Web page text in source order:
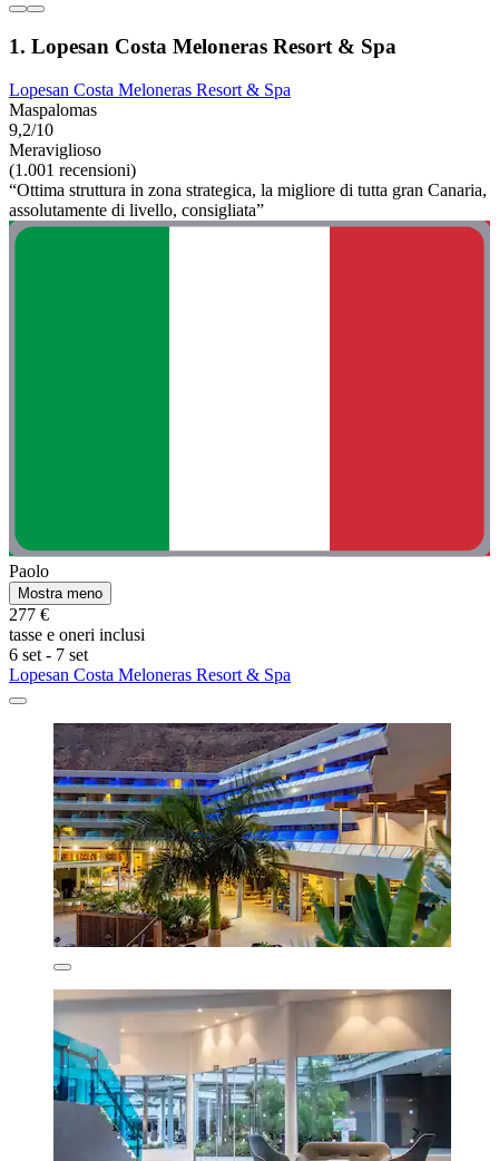
1. Lopesan Costa Meloneras Resort & Spa
Lopesan Costa Meloneras Resort & Spa
Maspalomas
9,2/10
Meraviglioso
(1.001 recensioni)
“Ottima struttura in zona strategica, la migliore di tutta gran Canaria,
assolutamente di livello, consigliata”
Paolo
Mostra meno
277 €
tasse e oneri inclusi
6 set - 7 set
Lopesan Costa Meloneras Resort & Spa